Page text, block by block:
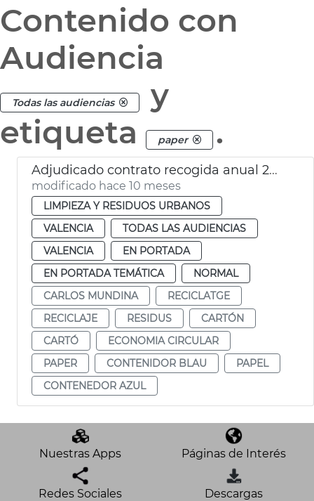
Contenido con
Audiencia
Todas las audiencias
y
etiqueta
paper .
Adjudicado contrato recogida anual 24.000 toneladas papel y carton València
modificado hace 10 meses
LIMPIEZA Y RESIDUOS URBANOS
VALENCIA
TODAS LAS AUDIENCIAS
VALENCIA
EN PORTADA
EN PORTADA TEMÁTICA
NORMAL
CARLOS MUNDINA
RECICLATGE
RECICLAJE
RESIDUS
CARTÓN
CARTÓ
ECONOMIA CIRCULAR
PAPER
CONTENIDOR BLAU
PAPEL
CONTENEDOR AZUL
Nuestras Apps Páginas de Interés
Redes Sociales Descargas